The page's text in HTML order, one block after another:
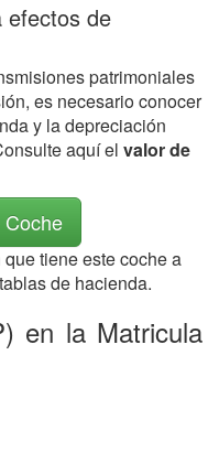
efectos de
patrimoniales
es necesario conocer
y la depreciación
aquí el valor de
que tiene este coche a
de hacienda.
en la Matricula